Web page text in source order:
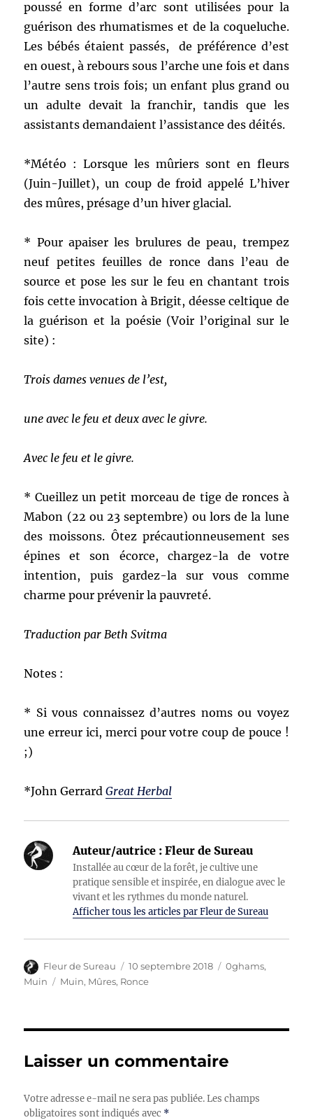
poussé en forme d’arc sont utilisées pour la
guérison des rhumatismes et de la coqueluche.
Les bébés étaient passés, de préférence d’est
en ouest, à rebours sous l’arche une fois et dans
l’autre sens trois fois; un enfant plus grand ou
un adulte devait la franchir, tandis que les
assistants demandaient l’assistance des déités.
*Météo : Lorsque les mûriers sont en fleurs
(Juin-Juillet), un coup de froid appelé L’hiver
des mûres, présage d’un hiver glacial.
* Pour apaiser les brulures de peau, trempez
neuf petites feuilles de ronce dans l’eau de
source et pose les sur le feu en chantant trois
fois cette invocation à Brigit, déesse celtique de
la guérison et la poésie (Voir l’original sur le
site) :
Trois dames venues de l’est,
une avec le feu et deux avec le givre.
Avec le feu et le givre.
* Cueillez un petit morceau de tige de ronces à
Mabon (22 ou 23 septembre) ou lors de la lune
des moissons. Ôtez précautionneusement ses
épines et son écorce, chargez-la de votre
intention, puis gardez-la sur vous comme
charme pour prévenir la pauvreté.
Traduction par Beth Svitma
Notes :
* Si vous connaissez d’autres noms ou voyez
une erreur ici, merci pour votre coup de pouce !
;)
*John GerrardGreat Herbal
Auteur/autrice : Fleur de Sureau
Installée au cœur de la forêt, je cultive une
pratique sensible et inspirée, en dialogue avec le
vivant et les rythmes du monde naturel.
Afficher tous les articles par Fleur de Sureau
Auteur
Fleur de Sureau
Publié
le
10 septembre 2018 Catégories
0ghams,
Muin
Étiquettes
Muin, Mûres, Ronce
Laisser un commentaire
Votre adresse e-mail ne sera pas publiée. Les champs
obligatoires sont indiqués avec *